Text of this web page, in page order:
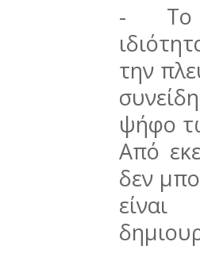
-
Το
την
ψήφο
Από
δεν